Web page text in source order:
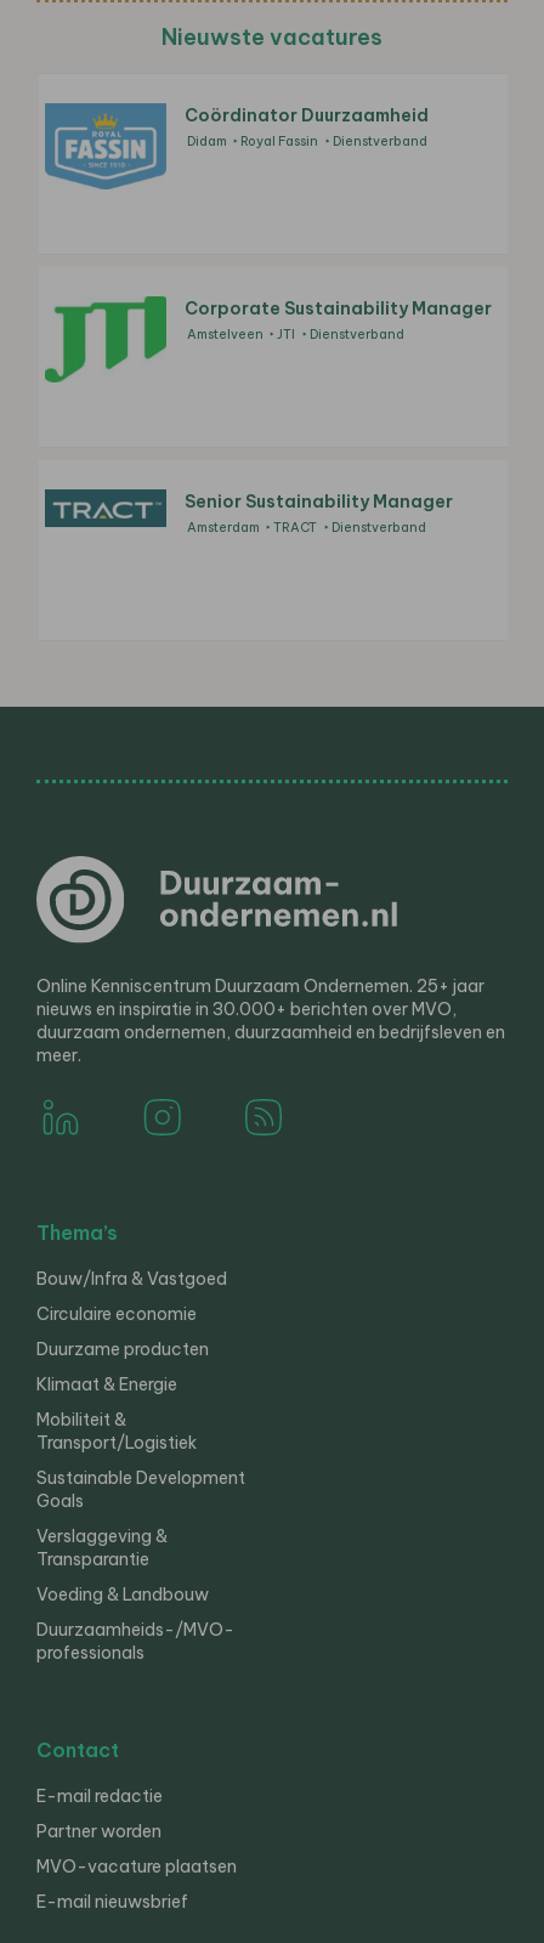
Nieuwste vacatures
Coördinator Duurzaamheid
Didam Royal Fassin Dienstverband
Corporate Sustainability Manager
Amstelveen JTI Dienstverband
Senior Sustainability Manager
Amsterdam TRACT Dienstverband
Online Kenniscentrum Duurzaam Ondernemen. 25+ jaar
nieuws en inspiratie in 30.000+ berichten over MVO,
duurzaam ondernemen, duurzaamheid en bedrijfsleven en
meer.
Thema’s
Bouw/Infra & Vastgoed
Circulaire economie
Duurzame producten
Klimaat & Energie
Mobiliteit &
Transport/Logistiek
Sustainable Development
Goals
Verslaggeving &
Transparantie
Voeding & Landbouw
Duurzaamheids-/MVO-
professionals
Contact
E-mail redactie
Partner worden
MVO-vacature plaatsen
E-mail nieuwsbrief